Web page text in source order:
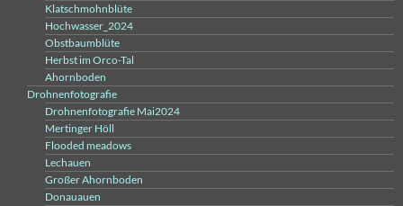
Klatschmohnblüte
Hochwasser_2024
Obstbaumblüte
Herbst im Orco-Tal
Ahornboden
Drohnenfotografie
Drohnenfotografie Mai2024
Mertinger Höll
Flooded meadows
Lechauen
Großer Ahornboden
Donauauen